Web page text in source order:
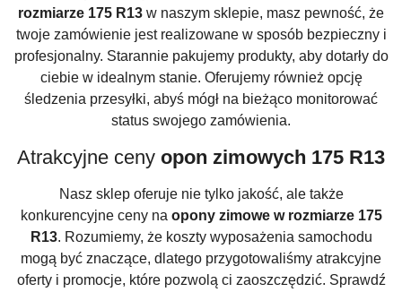
rozmiarze 175 R13 w naszym sklepie, masz pewność, że
twoje zamówienie jest realizowane w sposób bezpieczny i
profesjonalny. Starannie pakujemy produkty, aby dotarły do
ciebie w idealnym stanie. Oferujemy również opcję
śledzenia przesyłki, abyś mógł na bieżąco monitorować
status swojego zamówienia.
Atrakcyjne ceny opon zimowych 175 R13
Nasz sklep oferuje nie tylko jakość, ale także
konkurencyjne ceny na opony zimowe w rozmiarze 175
R13. Rozumiemy, że koszty wyposażenia samochodu
mogą być znaczące, dlatego przygotowaliśmy atrakcyjne
oferty i promocje, które pozwolą ci zaoszczędzić. Sprawdź